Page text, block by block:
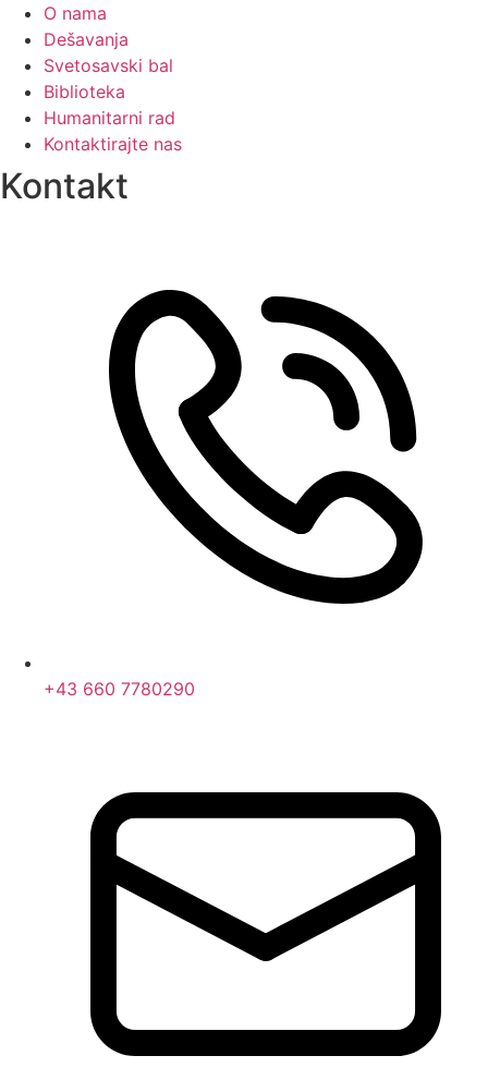
O nama
Dešavanja
Svetosavski bal
Biblioteka
Humanitarni rad
Kontaktirajte nas
Kontakt
+43 660 7780290